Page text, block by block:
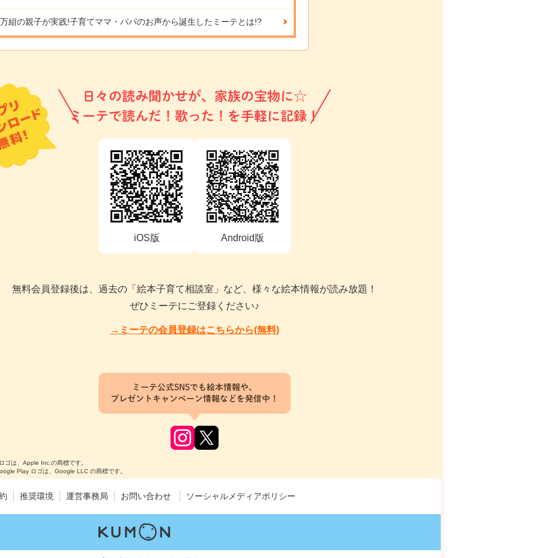
組の親子が実践!子育てママ・パパのお声から誕生したミーテとは!?
日々の読み聞かせが、家族の宝物に☆
ミーテで読んだ！歌った！を手軽に記録！
iOS版 Android版
無料会員登録後は、過去の「絵本子育て相談室」など、様々な絵本情報が読み放題！
ぜひミーテにご登録ください♪
→ミーテの会員登録はこちらから(無料)
ミーテ公式SNSでも絵本情報や、
プレゼントキャンペーン情報などを発信中！
は、Apple Inc.の商標です。
Play ロゴは、Google LLC の商標です。
推奨環境 運営事務局 お問い合わせ ソーシャルメディアポリシー